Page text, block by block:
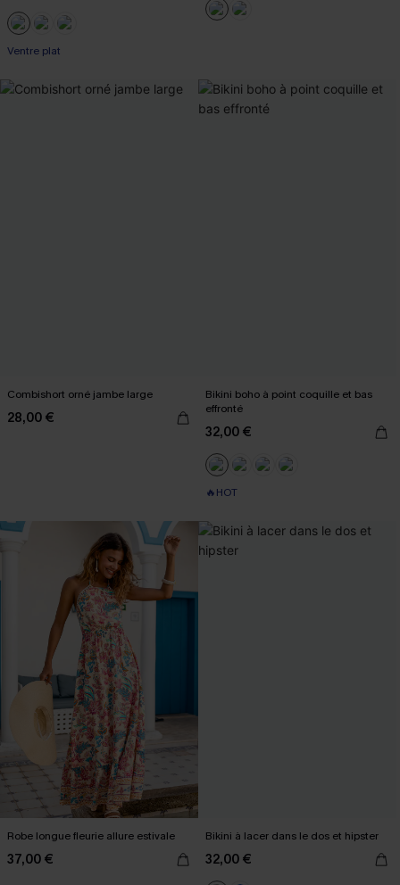
Ventre plat
Combishort orné jambe large
28,00 €
Bikini boho à point coquille et bas
effronté
32,00 €
🔥HOT
Robe longue fleurie allure estivale
37,00 €
Bikini à lacer dans le dos et hipster
32,00 €